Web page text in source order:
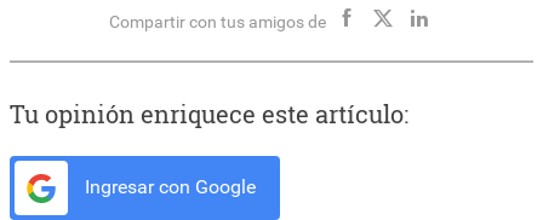
Compartir con tus amigos de
Tu opinión enriquece este artículo:
Ingresar con Google